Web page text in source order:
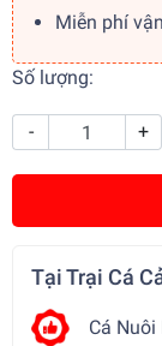
Miễn phí
Số lượng:
- +
Tại Trại Cá
Cá